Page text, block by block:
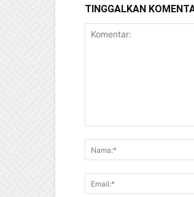
TINGGALKAN